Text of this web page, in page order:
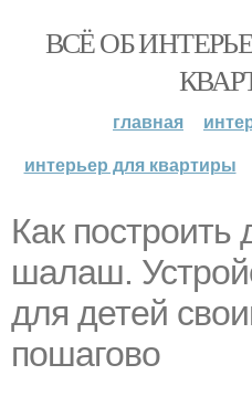
ВСЁ ОБ
главная
интерьер для квартиры
Как построить
шалаш.
для детей
пошагово